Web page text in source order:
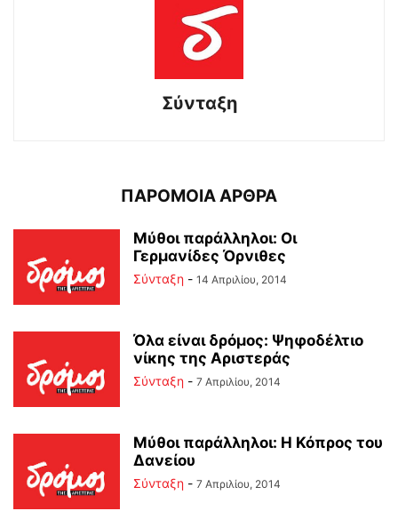
Σύνταξη
ΠΑΡΟΜΟΙΑ ΑΡΘΡΑ
Μύθοι παράλληλοι: Οι
Γερμανίδες Όρνιθες
Σύνταξη - 14 Απριλίου, 2014
Όλα είναι δρόμος: Ψηφοδέλτιο
νίκης της Αριστεράς
Σύνταξη - 7 Απριλίου, 2014
Μύθοι παράλληλοι: Η Κόπρος του
Δανείου
Σύνταξη - 7 Απριλίου, 2014